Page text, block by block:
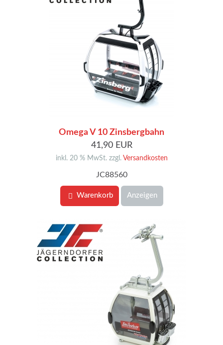
Omega V 10 Zinsbergbahn
41,90 EUR
inkl. 20 % MwSt. zzgl. Versandkosten
JC88560
Warenkorb Anzeigen